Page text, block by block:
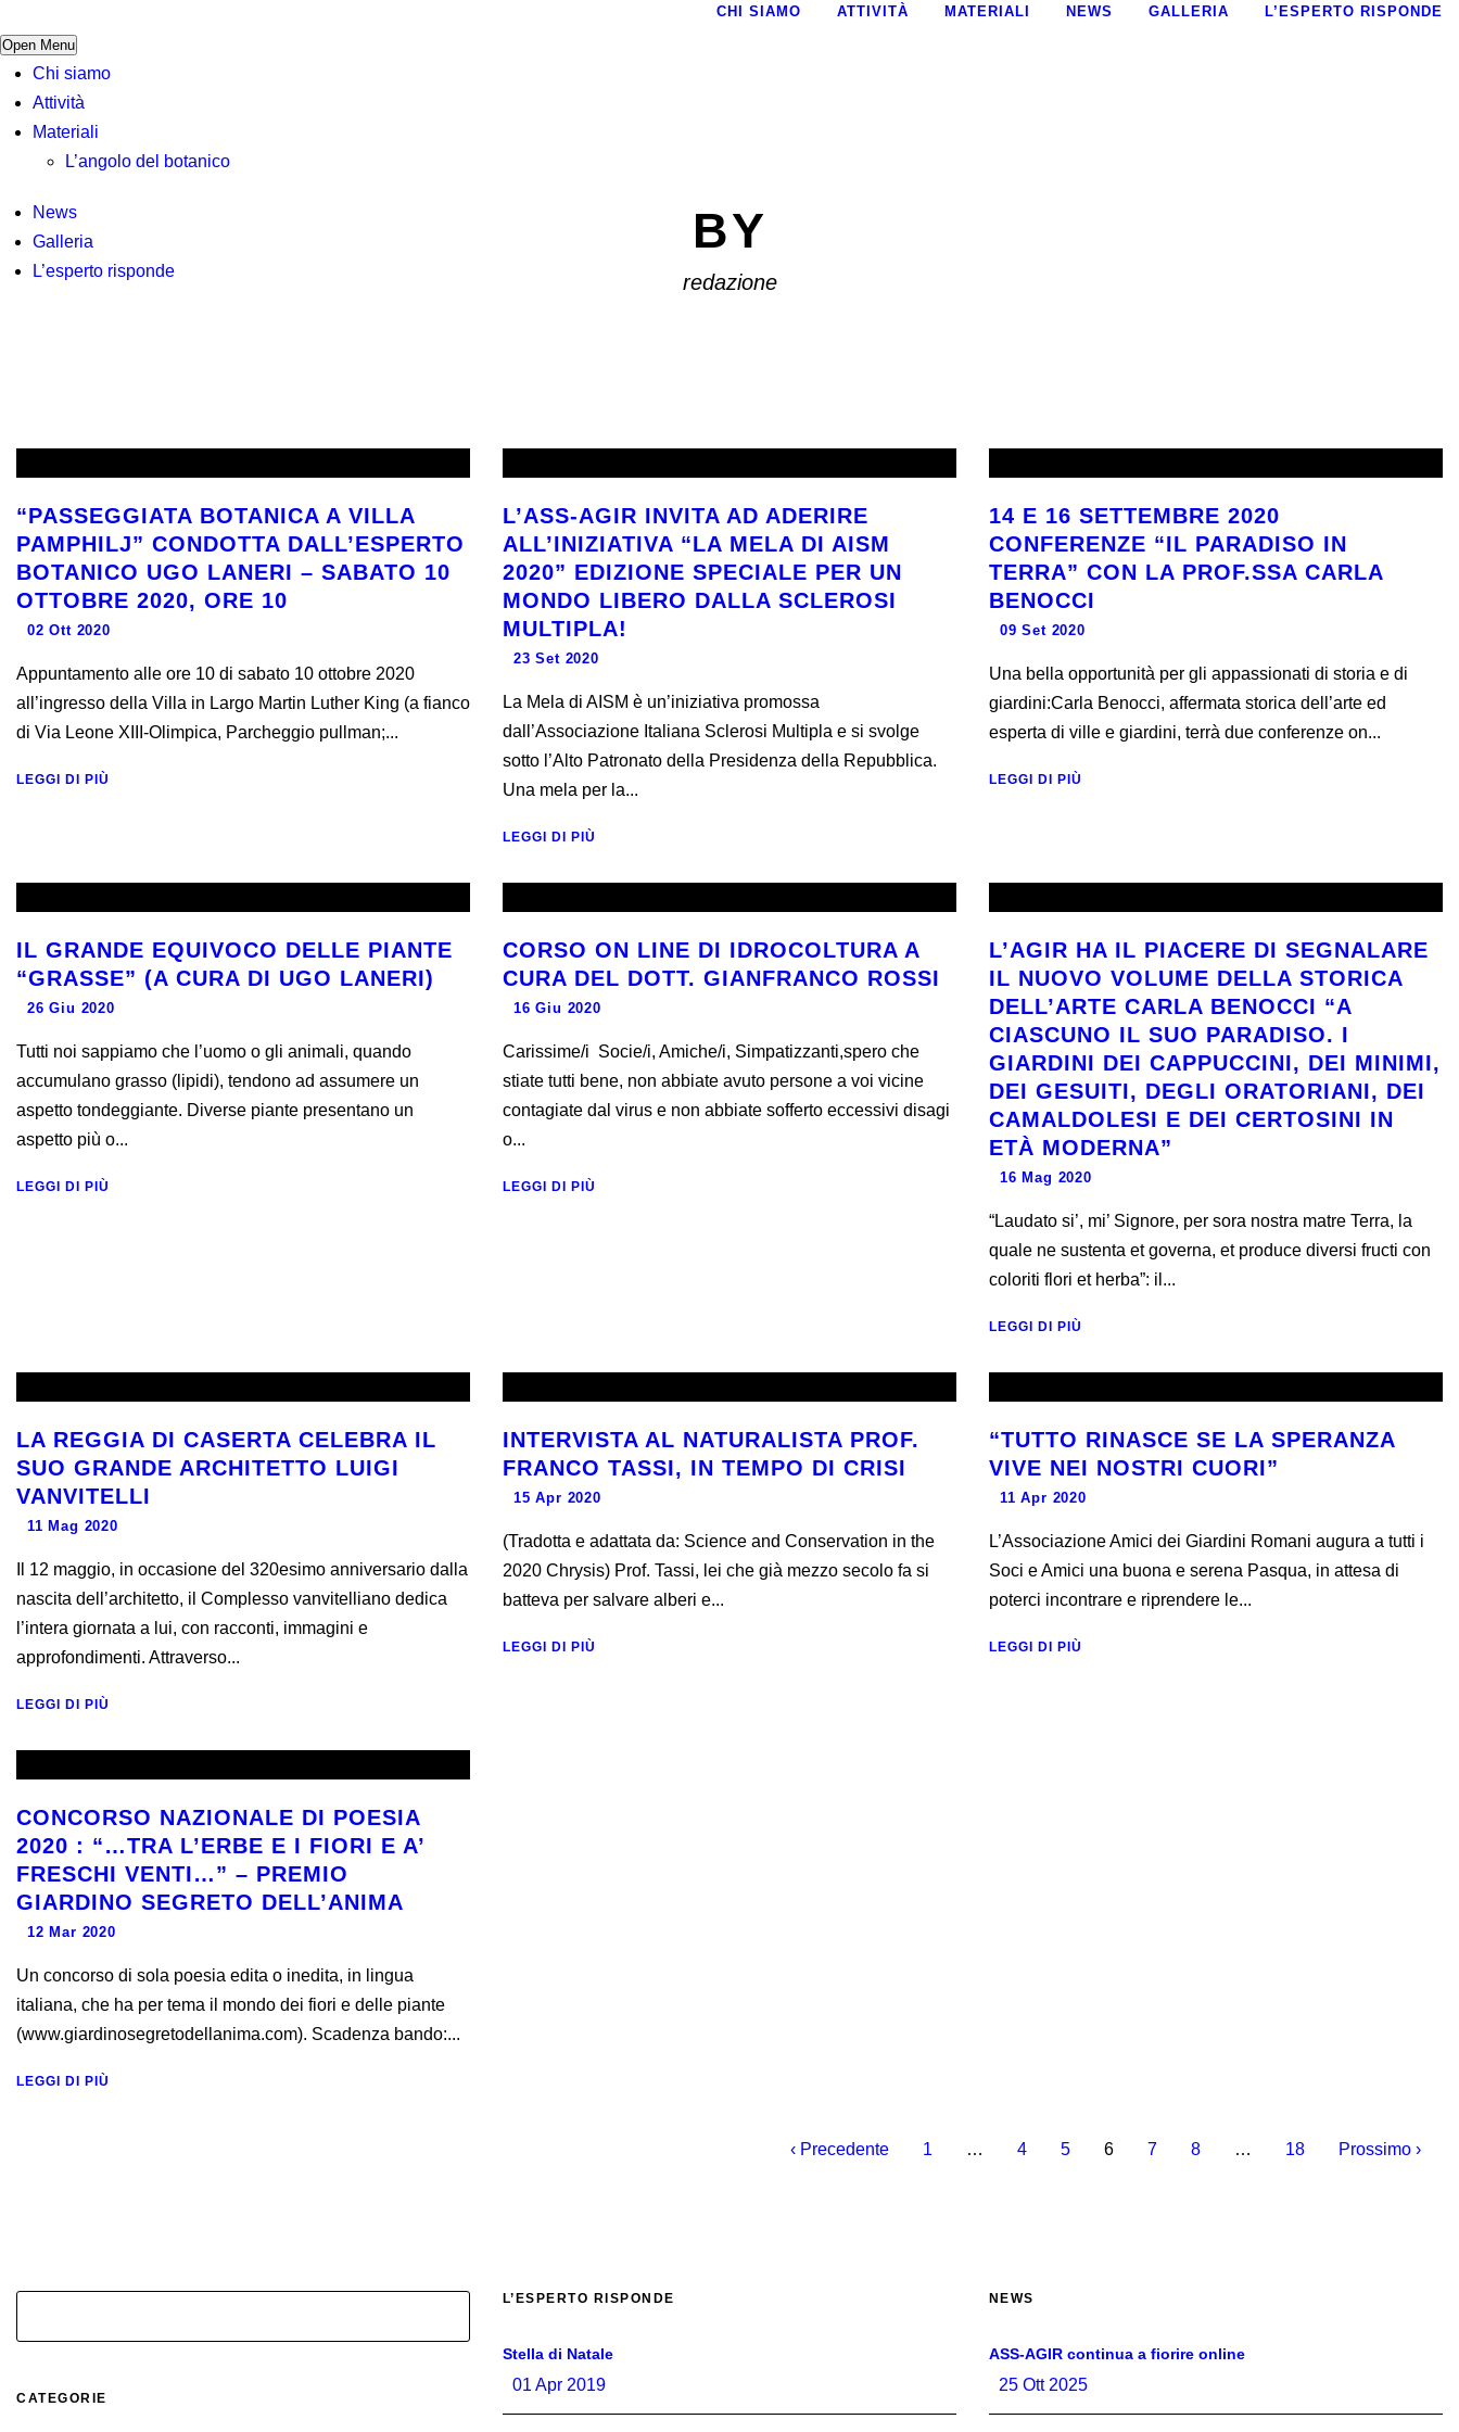
Open Menu
Chi siamo
Attività
Materiali
L’angolo del botanico
News
Galleria
L’esperto risponde
CHI SIAMO ATTIVITÀ MATERIALI NEWS GALLERIA L’ESPERTO RISPONDE
BY
redazione
“PASSEGGIATA BOTANICA A VILLA
PAMPHILJ” CONDOTTA DALL’ESPERTO
BOTANICO UGO LANERI – SABATO 10
OTTOBRE 2020, ORE 10
02 Ott 2020
Appuntamento alle ore 10 di sabato 10 ottobre 2020
all’ingresso della Villa in Largo Martin Luther King (a fianco
di Via Leone XIII-Olimpica, Parcheggio pullman;...
LEGGI DI PIÙ
L’ASS-AGIR INVITA AD ADERIRE
ALL’INIZIATIVA “LA MELA DI AISM
2020” EDIZIONE SPECIALE PER UN
MONDO LIBERO DALLA SCLEROSI
MULTIPLA!
23 Set 2020
La Mela di AISM è un’iniziativa promossa
dall’Associazione Italiana Sclerosi Multipla e si svolge
sotto l’Alto Patronato della Presidenza della Repubblica.
Una mela per la...
LEGGI DI PIÙ
14 E 16 SETTEMBRE 2020
CONFERENZE “IL PARADISO IN
TERRA” CON LA PROF.SSA CARLA
BENOCCI
09 Set 2020
Una bella opportunità per gli appassionati di storia e di
giardini:Carla Benocci, affermata storica dell’arte ed
esperta di ville e giardini, terrà due conferenze on...
LEGGI DI PIÙ
IL GRANDE EQUIVOCO DELLE PIANTE
“GRASSE” (A CURA DI UGO LANERI)
26 Giu 2020
Tutti noi sappiamo che l’uomo o gli animali, quando
accumulano grasso (lipidi), tendono ad assumere un
aspetto tondeggiante. Diverse piante presentano un
aspetto più o...
LEGGI DI PIÙ
CORSO ON LINE DI IDROCOLTURA A
CURA DEL DOTT. GIANFRANCO ROSSI
16 Giu 2020
Carissime/i Socie/i, Amiche/i, Simpatizzanti,spero che
stiate tutti bene, non abbiate avuto persone a voi vicine
contagiate dal virus e non abbiate sofferto eccessivi disagi
o...
LEGGI DI PIÙ
L’AGIR HA IL PIACERE DI SEGNALARE
IL NUOVO VOLUME DELLA STORICA
DELL’ARTE CARLA BENOCCI “A
CIASCUNO IL SUO PARADISO. I
GIARDINI DEI CAPPUCCINI, DEI MINIMI,
DEI GESUITI, DEGLI ORATORIANI, DEI
CAMALDOLESI E DEI CERTOSINI IN
ETÀ MODERNA”
16 Mag 2020
“Laudato si’, mi’ Signore, per sora nostra matre Terra, la
quale ne sustenta et governa, et produce diversi fructi con
coloriti flori et herba”: il...
LEGGI DI PIÙ
LA REGGIA DI CASERTA CELEBRA IL
SUO GRANDE ARCHITETTO LUIGI
VANVITELLI
11 Mag 2020
Il 12 maggio, in occasione del 320esimo anniversario dalla
nascita dell’architetto, il Complesso vanvitelliano dedica
l’intera giornata a lui, con racconti, immagini e
approfondimenti. Attraverso...
LEGGI DI PIÙ
INTERVISTA AL NATURALISTA PROF.
FRANCO TASSI, IN TEMPO DI CRISI
15 Apr 2020
(Tradotta e adattata da: Science and Conservation in the
2020 Chrysis) Prof. Tassi, lei che già mezzo secolo fa si
batteva per salvare alberi e...
LEGGI DI PIÙ
“TUTTO RINASCE SE LA SPERANZA
VIVE NEI NOSTRI CUORI”
11 Apr 2020
L’Associazione Amici dei Giardini Romani augura a tutti i
Soci e Amici una buona e serena Pasqua, in attesa di
poterci incontrare e riprendere le...
LEGGI DI PIÙ
CONCORSO NAZIONALE DI POESIA
2020 : “…TRA L’ERBE E I FIORI E A’
FRESCHI VENTI…” – PREMIO
GIARDINO SEGRETO DELL’ANIMA
12 Mar 2020
Un concorso di sola poesia edita o inedita, in lingua
italiana, che ha per tema il mondo dei fiori e delle piante
(www.giardinosegretodellanima.com). Scadenza bando:...
LEGGI DI PIÙ
‹ Precedente 1 … 4 5 6 7 8 … 18 Prossimo ›
CATEGORIE
L’ESPERTO RISPONDE
Stella di Natale
01 Apr 2019
NEWS
ASS-AGIR continua a fiorire online
25 Ott 2025